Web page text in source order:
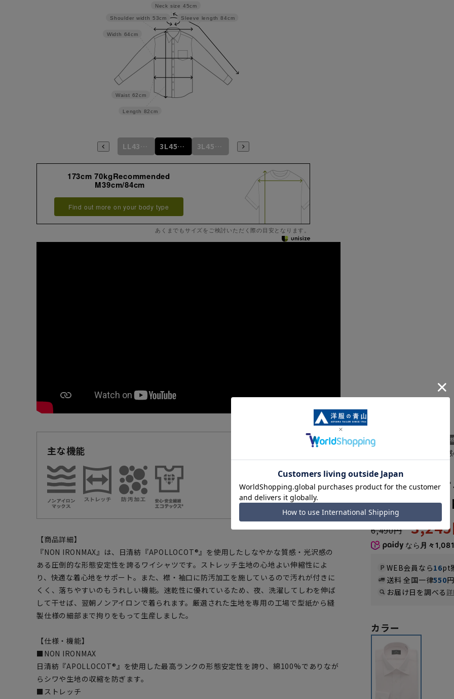
Sleeve length 84cm
Neck size 45cm
Length 82cm
Waist 62cm
Width 64cm
Shoulder width 53cm
LL43cm/82cm LL43cm/86cm 3L45cm/84cm 3L45cm/88cm
173cm 70kgRecommended
M39cm/84cm
Find out more on your body type
あくまでもサイズをご検討いただく際の目安となります。
主な機能 機能一覧
【商品詳細】
『NON IRONMAX』は、日清紡『APOLLOCOT®』を使用したしなやかな質感・光沢感の
ある圧倒的な形態安定性を誇るワイシャツです。ストレッチ生地の心地よい伸縮性によ
り、快適な着心地をサポート。また、襟・袖口に防汚加工を施しているので汚れが付きに
くく、落ちやすいのもうれしい機能。速乾性に優れているため、夜、洗濯してしわを伸ば
して干せば、翌朝ノンアイロンで着られます。厳選された生地を専用の工場で型紙から縫
製仕様の細部まで拘りをもって生産しました。
【仕様・機能】
■NON IRONMAX
日清紡『APOLLOCOT®』を使用した最高ランクの形態安定性を誇り、綿100%でありなが
らシワや生地の収縮を防ぎます。
■ストレッチ
しなやかな質感・光沢
ワイドカラ
《NON
6,490円 3,245
なら 月々
WEB会員なら16pt
送料 全国一律550
お届け日を調べる詳
カラー